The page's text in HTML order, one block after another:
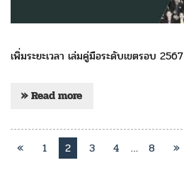
เพิ่มระยะเวลา เล่มคู่มือระดับเขตรอบ 2567
» Read more
« 1 2 3 4 … 8 »